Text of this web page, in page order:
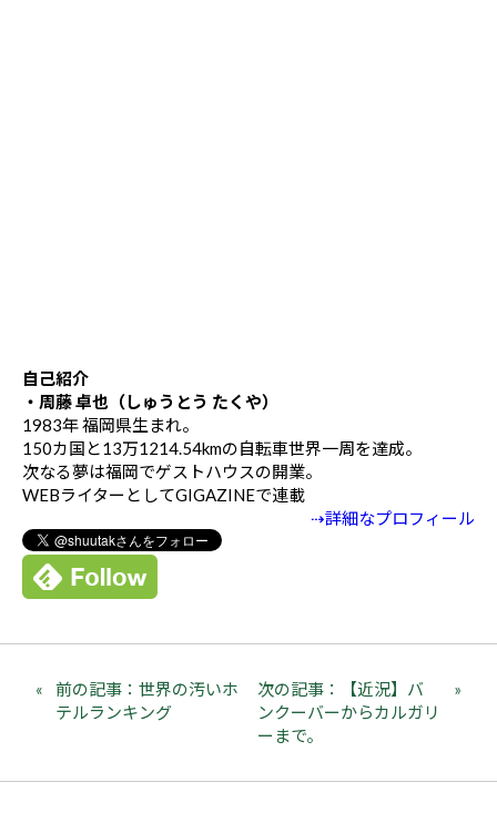
自己紹介
・周藤 卓也（しゅうとう たくや）
1983年 福岡県生まれ。
150カ国と13万1214.54kmの自転車世界一周を達成。
次なる夢は福岡でゲストハウスの開業。
WEBライターとしてGIGAZINEで連載
⇢詳細なプロフィール
前の記事：世界の汚いホ
テルランキング
次の記事：【近況】バ
ンクーバーからカルガリ
ーまで。